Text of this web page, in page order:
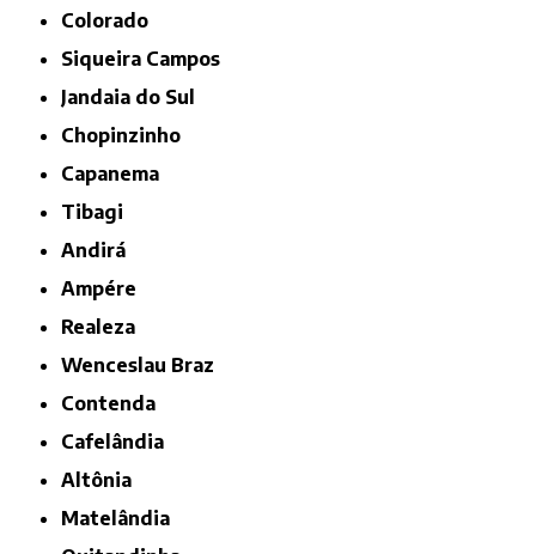
Colorado
Siqueira Campos
Jandaia do Sul
Chopinzinho
Capanema
Tibagi
Andirá
Ampére
Realeza
Wenceslau Braz
Contenda
Cafelândia
Altônia
Matelândia